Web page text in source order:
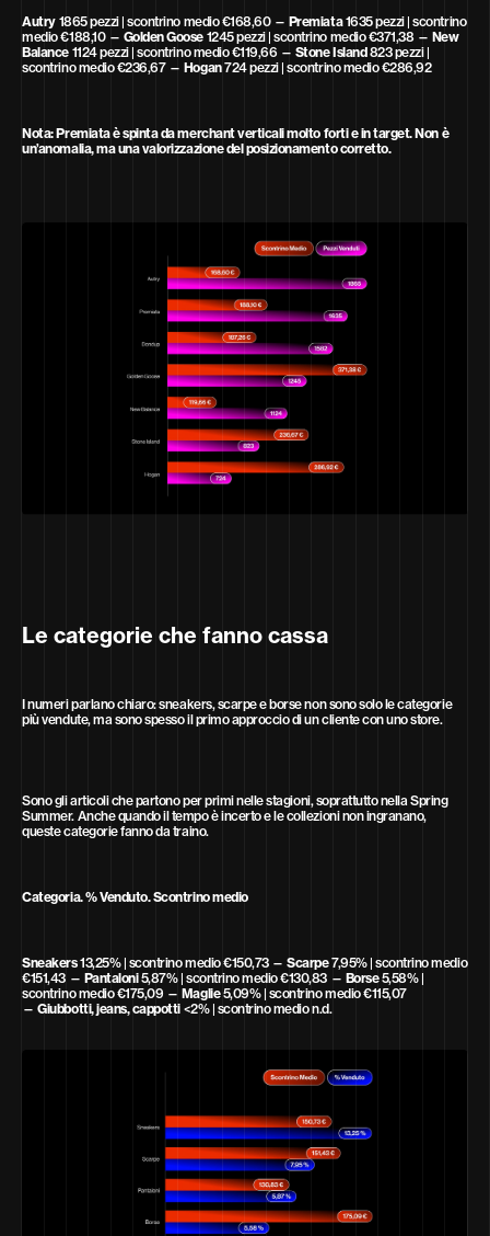
Autry1865 pezzi | scontrino medio €168,60 — Premiata1635 pezzi | scontrino
medio €188,10 — Golden Goose 1245 pezzi | scontrino medio €371,38 — New
Balance 1124 pezzi | scontrino medio €119,66 — Stone Island823 pezzi |
scontrino medio €236,67 — Hogan724 pezzi | scontrino medio €286,92
Nota: Premiata è spinta da merchant verticali molto forti e in target. Non è
un’anomalia, ma una valorizzazione del posizionamento corretto.
Le categorie che fanno cassa
I numeri parlano chiaro: sneakers, scarpe e borse non sono solo le categorie
più vendute, ma sono spesso il primo approccio di un cliente con uno store.
Sono gli articoli che partono per primi nelle stagioni, soprattutto nella Spring
Summer. Anche quando il tempo è incerto e le collezioni non ingranano,
queste categorie fanno da traino.
Categoria. % Venduto. Scontrino medio
Sneakers13,25% | scontrino medio €150,73 —Scarpe7,95% | scontrino medio
€151,43 — Pantaloni5,87% | scontrino medio €130,83 — Borse5,58% |
scontrino medio €175,09 — Maglie5,09% | scontrino medio €115,07
—Giubbotti, jeans, cappotti <2% | scontrino medio n.d.